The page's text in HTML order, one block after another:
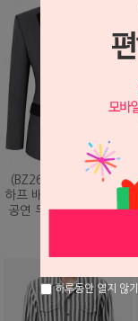
(BZ260203) 화려하게
하프 배색 핫픽스 디자인
공연 무대 맞춤 제작 자
하루동안 열지 않기